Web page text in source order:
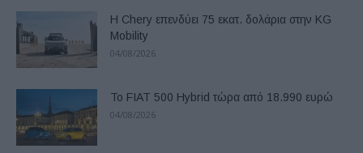
Η Chery επενδύει 75 εκατ. δολάρια στην KG
Mobility
04/08/2026
Το FIAT 500 Hybrid τώρα από 18.990 ευρώ
04/08/2026